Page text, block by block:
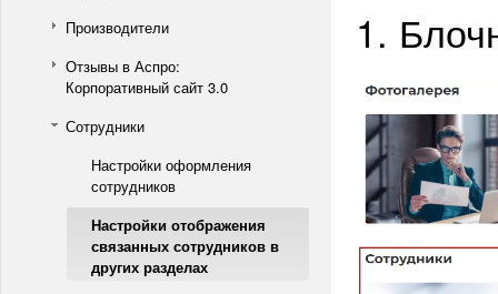
Производители
Отзывы в Аспро:
Корпоративный сайт 3.0
Сотрудники
Настройки оформления
сотрудников
Настройки отображения
связанных сотрудников в
других разделах
1.